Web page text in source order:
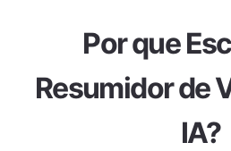
Por que
Resumidor de
IA?